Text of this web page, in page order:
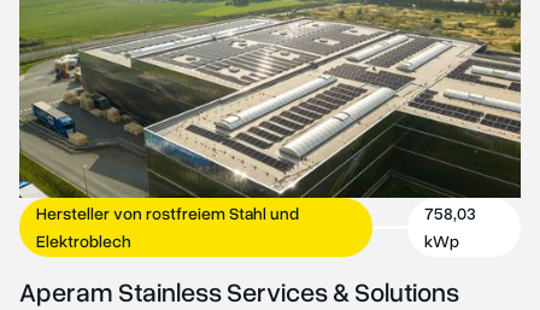
Hersteller von rostfreiem Stahl und
Elektroblech
758,03
kWp
Aperam Stainless Services & Solutions